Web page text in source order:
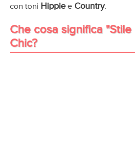
con toni Hippie e Country.
Che cosa significa
Chic?